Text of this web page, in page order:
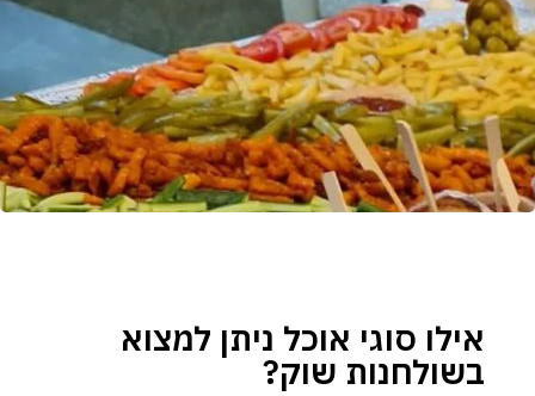
אילו סוגי אוכל ניתן למצוא
בשולחנות שוק?